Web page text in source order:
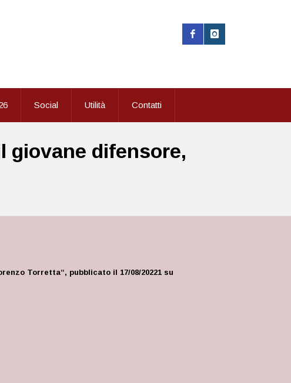
Social Utilità Contatti
giovane difensore,
Torretta“, pubblicato il 17/08/20221 su